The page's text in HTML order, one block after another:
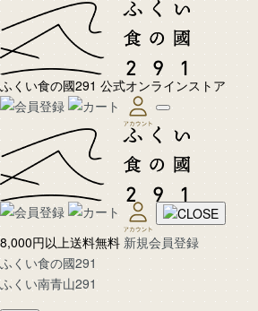
ふくい食の國291 公式オンラインストア
8,000円以上送料無料 新規会員登録
ふくい食の國291
ふくい南青山291